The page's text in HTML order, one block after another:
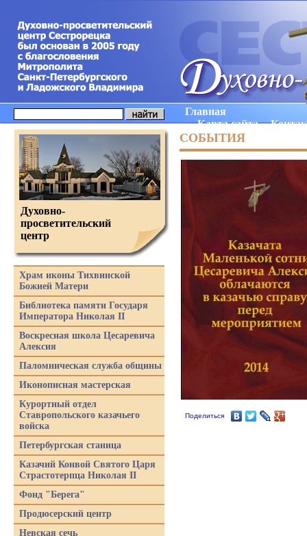
Главная
Карта сайта
СОБЫТИЯ
Поделиться
Духовно-
просветительский
центр
Храм иконы Тихвинской
Божией Матери
Библиотека памяти Государя
Императора Николая II
Воскресная школа Цесаревича
Алексия
Паломническая служба общины
Иконописная мастерская
Курортный отдел
Ставропольского казачьего
войска
Петербургская станица
Казачий Конвой Святого Царя
Страстотерпца Николая II
Фонд "Берега"
Продюсерский центр
Невская сечь